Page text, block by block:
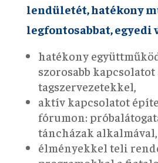
lendületét, hatékony
legfontosabbat, egyedi
hatékony
szorosabb
tagszervezetekkel,
aktív kapcsolatot
fórumon:
táncházak alkalmával,
élményekkel teli